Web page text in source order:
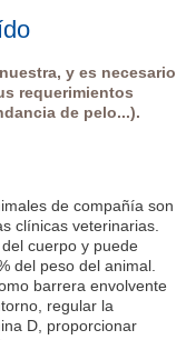
y es necesario
requerimientos
de pelo...).
de compañía son
clínicas veterinarias.
cuerpo y puede
del peso del animal.
barrera envolvente
regular la
D, proporcionar